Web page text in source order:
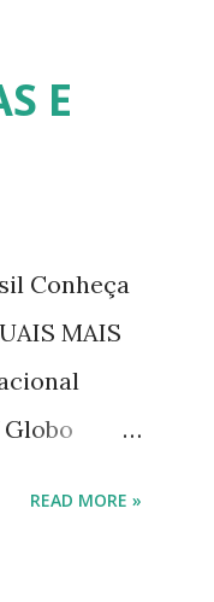
E
Conheça
MAIS
READ MORE »